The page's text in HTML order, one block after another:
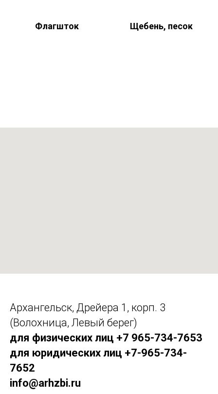
Флагшток Щебень, песок
Архангельск, Дрейера 1, корп. 3
(Волохница, Левый берег)
для физических лиц +7 965-734-7653
для юридических лиц +7-965-734-
7652
info@arhzbi.ru